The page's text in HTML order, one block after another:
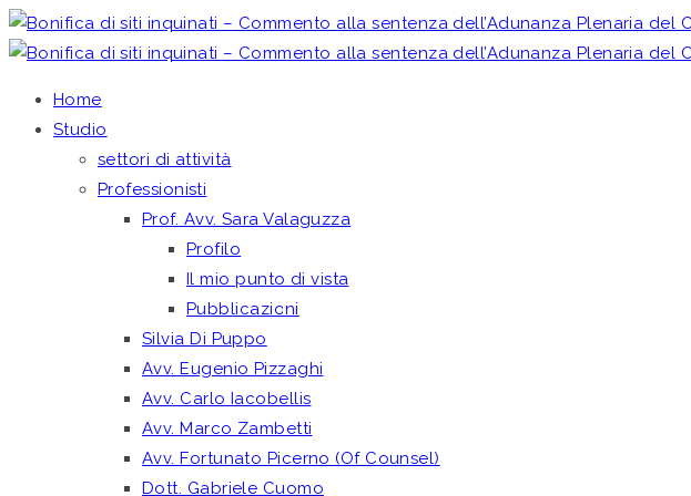
Home
Studio
settori di attività
Professionisti
Prof. Avv. Sara Valaguzza
Profilo
Il mio punto di vista
Pubblicazioni
Silvia Di Puppo
Avv. Eugenio Pizzaghi
Avv. Carlo Iacobellis
Avv. Marco Zambetti
Avv. Fortunato Picerno (Of Counsel)
Dott. Gabriele Cuomo